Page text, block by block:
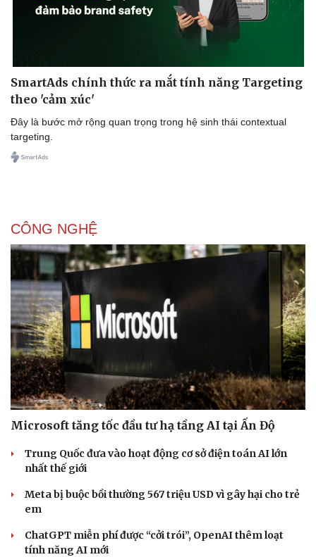
SmartAds chính thức ra mắt tính năng Targeting
theo 'cảm xúc'
Đây là bước mở rộng quan trọng trong hệ sinh thái contextual
targeting.
CÔNG NGHỆ
Microsoft tăng tốc đầu tư hạ tầng AI tại Ấn Độ
Trung Quốc đưa vào hoạt động cơ sở điện toán AI lớn
nhất thế giới
Meta bị buộc bồi thường 567 triệu USD vì gây hại cho trẻ
em
ChatGPT miễn phí được “cởi trói”, OpenAI thêm loạt
tính năng AI mới